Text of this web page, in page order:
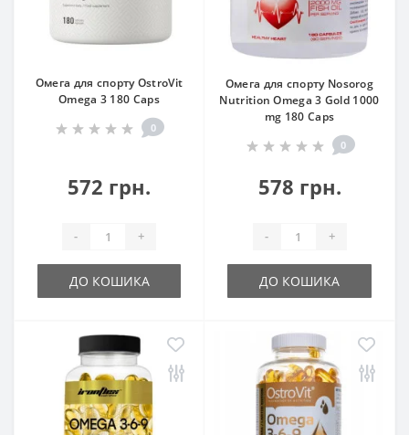
Омега для спорту OstroVit
Omega 3 180 Caps
0
572 грн.
- +
ДО КОШИКА
Омега для спорту Nosorog
Nutrition Omega 3 Gold 1000
mg 180 Caps
0
578 грн.
- +
ДО КОШИКА